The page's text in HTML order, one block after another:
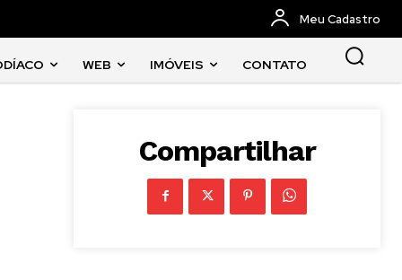
Meu Cadastro
WEB IMÓVEIS CONTATO
Compartilhar